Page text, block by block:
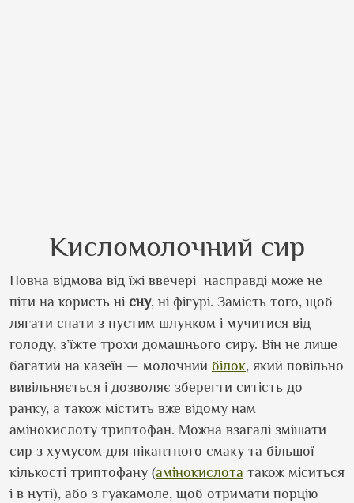
Кисломолочний сир
Повна відмова від їжі ввечері насправді може не
піти на користь ні сну, ні фігурі. Замість того, щоб
лягати спати з пустим шлунком і мучитися від
голоду, з’їжте трохи домашнього сиру. Він не лише
багатий на казеїн — молочний білок, який повільно
вивільняється і дозволяє зберегти ситість до
ранку, а також містить вже відому нам
амінокислоту триптофан. Можна взагалі змішати
сир з хумусом для пікантного смаку та більшої
кількості триптофану (амінокислота також міситься
і в нуті), або з гуакамоле, щоб отримати порцію